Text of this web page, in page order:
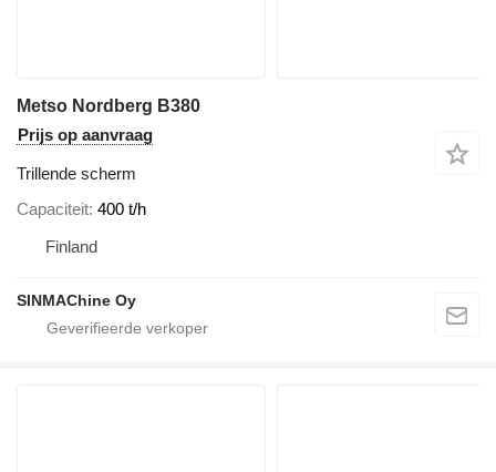
Metso Nordberg B380
Prijs op aanvraag
Trillende scherm
Capaciteit 400 t/h
Finland
SINMAChine Oy